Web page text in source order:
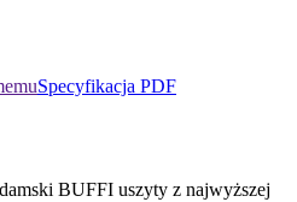
Specyfikacja PDF
BUFFI uszyty z najwyższej